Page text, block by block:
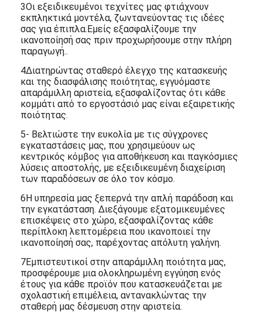
3Οι εξειδικευμένοι τεχνίτες μας φτιάχνουν
εκπληκτικά μοντέλα, ζωντανεύοντας τις ιδέες
σας για έπιπλα.Εμείς εξασφαλίζουμε την
ικανοποίησή σας πριν προχωρήσουμε στην πλήρη
παραγωγή..
4Διατηρώντας σταθερό έλεγχο της κατασκευής
και της διασφάλισης ποιότητας, εγγυόμαστε
απαράμιλλη αριστεία, εξασφαλίζοντας ότι κάθε
κομμάτι από το εργοστάσιό μας είναι εξαιρετικής
ποιότητας.
5- Βελτιώστε την ευκολία με τις σύγχρονες
εγκαταστάσεις μας, που χρησιμεύουν ως
κεντρικός κόμβος για αποθήκευση και παγκόσμιες
λύσεις αποστολής, με εξειδικευμένη διαχείριση
των παραδόσεων σε όλο τον κόσμο.
6Η υπηρεσία μας ξεπερνά την απλή παράδοση και
την εγκατάσταση. Διεξάγουμε εξατομικευμένες
επισκέψεις στο χώρο, εξασφαλίζοντας κάθε
περίπλοκη λεπτομέρεια που ικανοποιεί την
ικανοποίησή σας, παρέχοντας απόλυτη γαλήνη.
7Εμπιστευτικοί στην απαράμιλλη ποιότητα μας,
προσφέρουμε μια ολοκληρωμένη εγγύηση ενός
έτους για κάθε προϊόν που κατασκευάζεται με
σχολαστική επιμέλεια, αντανακλώντας την
σταθερή μας δέσμευση στην αριστεία.